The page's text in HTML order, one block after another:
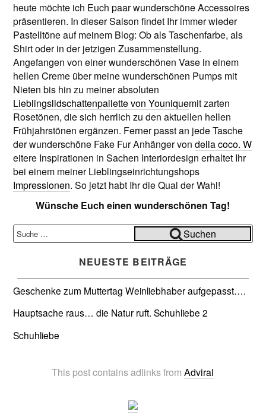
heute möchte ich Euch paar wunderschöne Accessoires
präsentieren. In dieser Saison findet Ihr immer wieder
Pastelltöne auf meinem Blog: Ob als Taschenfarbe, als
Shirt oder in der jetzigen Zusammenstellung.
Angefangen von einer wunderschönen Vase in einem
hellen Creme über meine wunderschönen Pumps mit
Nieten bis hin zu meiner absoluten
Lieblingslidschattenpallette von Youniquemit zarten
Rosetönen, die sich herrlich zu den aktuellen hellen
Frühjahrstönen ergänzen. Ferner passt an jede Tasche
der wunderschöne Fake Fur Anhänger vondella coco. W
eitere Inspirationen in Sachen Interiordesign erhaltet Ihr
bei einem meiner Lieblingseinrichtungshops
Impressionen. So jetzt habt Ihr die Qual der Wahl!
Wünsche Euch einen wunderschönen Tag!
Suche
nach:
Suchen
NEUESTE BEITRÄGE
Geschenke zum Muttertag Weinliebhaber aufgepasst….
Hauptsache raus… die Natur ruft. Schuhliebe 2
Schuhliebe
This post contains adlinks fromAdviral